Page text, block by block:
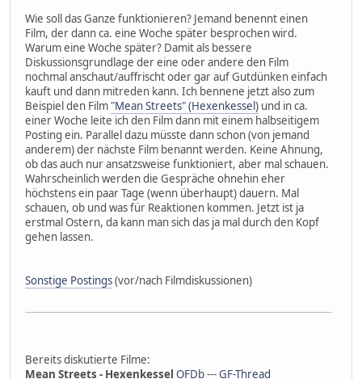
Wie soll das Ganze funktionieren? Jemand benennt einen
Film, der dann ca. eine Woche später besprochen wird.
Warum eine Woche später? Damit als bessere
Diskussionsgrundlage der eine oder andere den Film
nochmal anschaut/auffrischt oder gar auf Gutdünken einfach
kauft und dann mitreden kann. Ich bennene jetzt also zum
Beispiel den Film "Mean Streets" (Hexenkessel) und in ca.
einer Woche leite ich den Film dann mit einem halbseitigem
Posting ein. Parallel dazu müsste dann schon (von jemand
anderem) der nächste Film benannt werden. Keine Ahnung,
ob das auch nur ansatzsweise funktioniert, aber mal schauen.
Wahrscheinlich werden die Gespräche ohnehin eher
höchstens ein paar Tage (wenn überhaupt) dauern. Mal
schauen, ob und was für Reaktionen kommen. Jetzt ist ja
erstmal Ostern, da kann man sich das ja mal durch den Kopf
gehen lassen.
Sonstige Postings(vor/nach Filmdiskussionen)
Bereits diskutierte Filme:
Mean Streets - Hexenkessel OFDb---GF-Thread